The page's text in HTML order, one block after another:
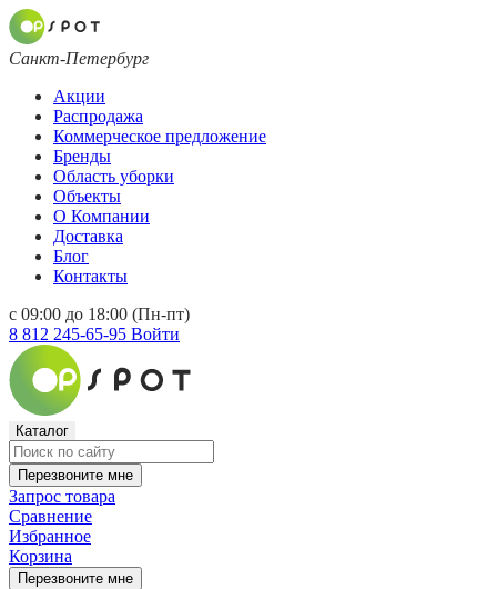
Санкт-Петербург
Акции
Распродажа
Коммерческое предложение
Бренды
Область уборки
Объекты
О Компании
Доставка
Блог
Контакты
с 09:00 до 18:00 (Пн-пт)
8 812 245-65-95 Войти
Каталог
Перезвоните мне
Запрос товара
Сравнение
Избранное
Корзина
Перезвоните мне